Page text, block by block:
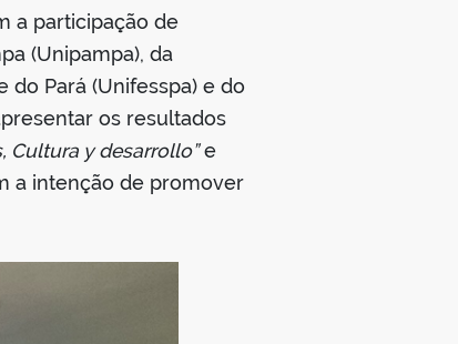
a participação de
(Unipampa), da
do Pará (Unifesspa) e do
os resultados
Cultura y desarrollo”e
a intenção de promover